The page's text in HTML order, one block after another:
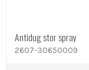
Antidug stor spray
2607-30650009